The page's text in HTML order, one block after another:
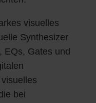
visuelles
Synthesizer
EQs, Gates und
bei